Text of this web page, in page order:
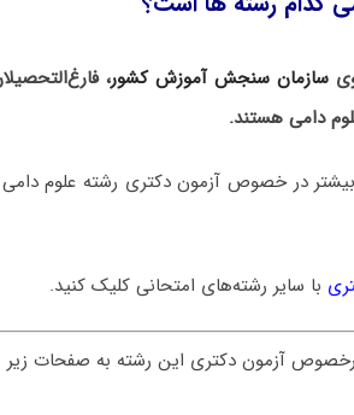
سازمان سنجش آموزش کشور،
دامی هستند.
در خصوص آزمون دکتری رشته علوم دامی
با سایر رشته‌های امتحانی کلیک کنید.
آزمون دکتری این رشته به صفحات زیر